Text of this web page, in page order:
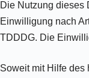
Die Nutzung dieses
Einwilligung nach
TDDDG. Die
Soweit mit Hilfe des